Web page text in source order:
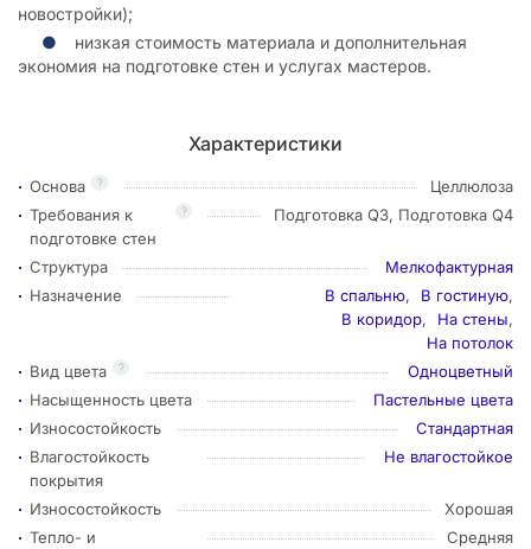
новостройки);
низкая стоимость материала и дополнительная
экономия на подготовке стен и услугах мастеров.
Характеристики
?
Основа Целлюлоза
?
Требования к
подготовке стен
Подготовка Q3, Подготовка Q4
Структура
Мелкофактурная
Назначение
В спальню, В гостиную,
В коридор, На стены,
На потолок
?
Вид цвета
Одноцветный
Насыщенность цвета
Пастельные цвета
Износостойкость
Стандартная
Влагостойкость
покрытия
Не влагостойкое
Износостойкость
Хорошая
Тепло- и
Средняя